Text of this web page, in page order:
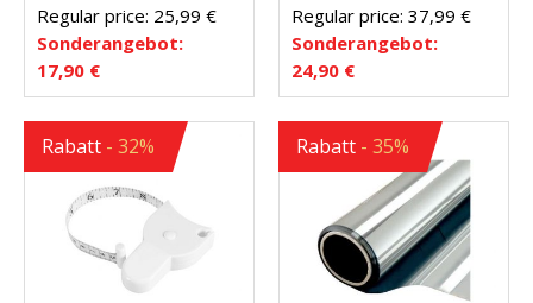
Regular price: 25,99 €
Sonderangebot:
17,90 €
Regular price: 37,99 €
Sonderangebot:
24,90 €
Rabatt - 32% Rabatt - 35%